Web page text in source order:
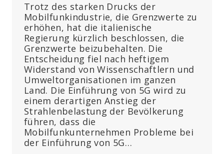
Trotz des starken Drucks der
Mobilfunkindustrie, die Grenzwerte zu
erhöhen, hat die italienische
Regierung kürzlich beschlossen, die
Grenzwerte beizubehalten. Die
Entscheidung fiel nach heftigem
Widerstand von Wissenschaftlern und
Umweltorganisationen im ganzen
Land. Die Einführung von 5G wird zu
einem derartigen Anstieg der
Strahlenbelastung der Bevölkerung
führen, dass die
Mobilfunkunternehmen Probleme bei
der Einführung von 5G…